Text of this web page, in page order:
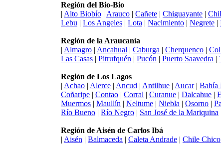
Región del Bio-Bio
| Alto Biobío | Arauco | Cañete | Chiguayante |
Lebu | Los Angeles | Lota | Nacimiento | Negrete |
Región de la Araucanía
| Almagro | Ancahual | Caburga | Cherquenco |
Las Casas | Pitrufquén | Pucón | Puerto Saavedra |
Región de Los Lagos
| Achao | Alerce | Ancud | Antilhue | Aucar| Bahía
Coñaripe | Contao | Corral | Curanue | Dalcahue |
Muermos | Maullín | Neltume | Niebla | Osorno |
Río Bueno | Río Negro | San José de la Mariquina
Región de Aisén de Carlos Ibá
| Aisén | Balmaceda | Caleta Andrade | Chile Chico